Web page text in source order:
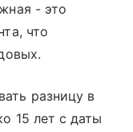
- это
что
разницу в
15 лет с даты